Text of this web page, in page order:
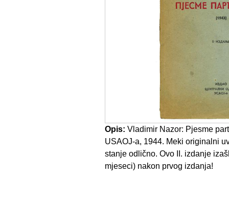
Opis: Vladimir Nazor: Pjesme
USAOJ-a, 1944. Meki originalni
stanje odlično. Ovo II. izdanje
mjeseci) nakon prvog izdanja!